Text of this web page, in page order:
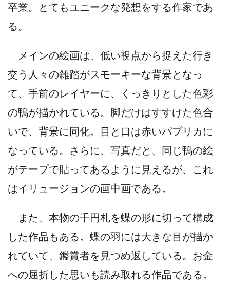
卒業。とてもユニークな発想をする作家であ
る。
メインの絵画は、低い視点から捉えた行き
交う人々の雑踏がスモーキーな背景となっ
て、手前のレイヤーに、くっきりとした色彩
の鴨が描かれている。脚だけはすすけた色合
いで、背景に同化。目と口は赤いパプリカに
なっている。さらに、写真だと、同じ鴨の絵
がテープで貼ってあるように見えるが、これ
はイリュージョンの画中画である。
また、本物の千円札を蝶の形に切って構成
した作品もある。蝶の羽には大きな目が描か
れていて、鑑賞者を見つめ返している。お金
への屈折した思いも読み取れる作品である。